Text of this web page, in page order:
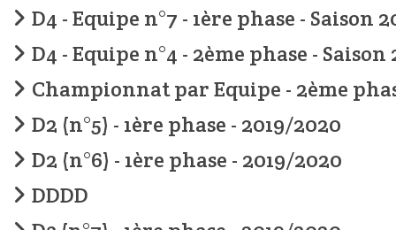
D4 - Equipe n°7 - 1ère phase - Saison
D4 - Equipe n°4 - 2ème phase - Saison
Championnat par Equipe - 2ème
D2 (n°5) - 1ère phase - 2019/2020
D2 (n°6) - 1ère phase - 2019/2020
DDDD